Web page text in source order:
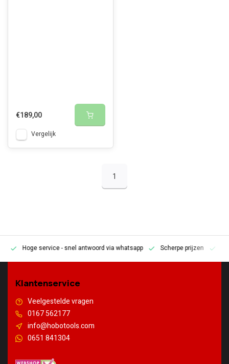
€189,00
Vergelijk
1
Hoge service- snel antwoord via whatsapp Scherpe prijzen
Klantenservice
Veelgestelde vragen
0167 562177
info@hobotools.com
0651 841304